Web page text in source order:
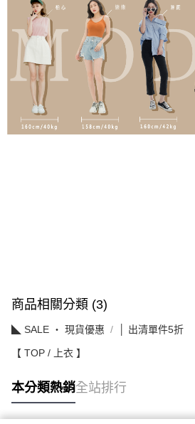
商品相關分類 (3)
◣ SALE ‧ 現貨優惠 │ 出清單件5折
【 TOP / 上衣 】
本分類熱銷全站排行